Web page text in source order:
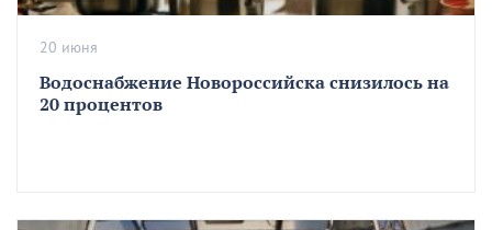
Водоснабжение Новороссийска снизилось на
20 процентов
20 июня